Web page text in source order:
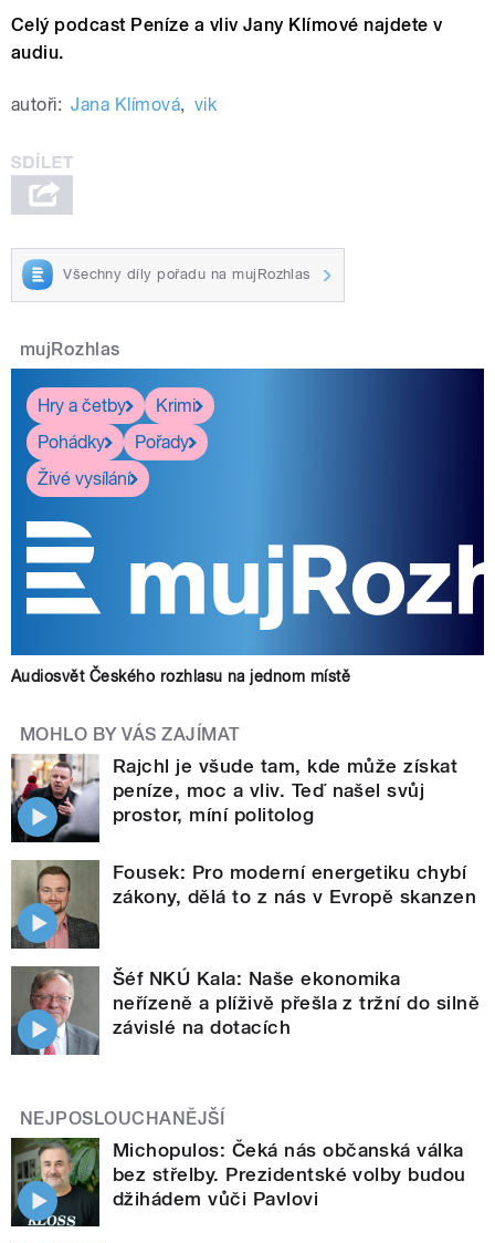
Celý podcast Peníze a vliv Jany Klímové najdete v
audiu.
autoři: Jana Klímová, vik
Všechny díly pořadu na mujRozhlas
mujRozhlas
Hry a četby
Krimi
Pohádky
Pořady
Živé vysílání
Audiosvět Českého rozhlasu na jednom místě
MOHLO BY VÁS ZAJÍMAT
Rajchl je všude tam, kde může získat
peníze, moc a vliv. Teď našel svůj
prostor, míní politolog
Fousek: Pro moderní energetiku chybí
zákony, dělá to z nás v Evropě skanzen
Šéf NKÚ Kala: Naše ekonomika
neřízeně a plíživě přešla z tržní do silně
závislé na dotacích
NEJPOSLOUCHANĚJŠÍ
Michopulos: Čeká nás občanská válka
bez střelby. Prezidentské volby budou
džihádem vůči Pavlovi